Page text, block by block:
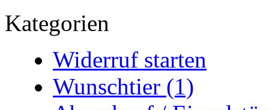
Kategorien
Widerruf starten
Wunschtier (1)